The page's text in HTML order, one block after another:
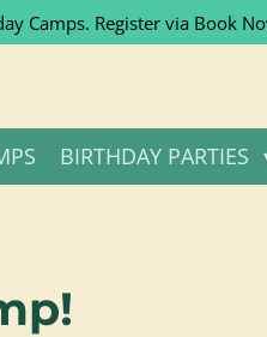
Camps. Register via Book
BIRTHDAY PARTIES